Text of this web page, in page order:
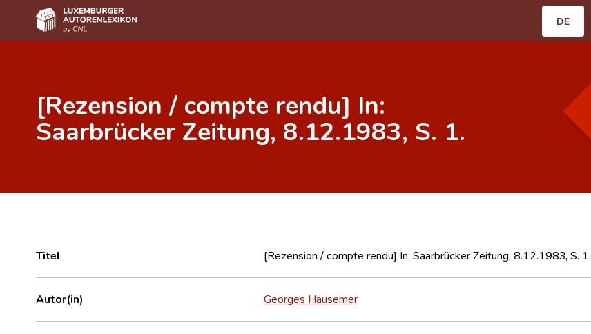
DE
Autor(inn)en A-Z
Erweiterte Suche
[Rezension / compte rendu] In:
Saarbrücker Zeitung, 8.12.1983, S. 1.
Titel [Rezension / compte rendu] In: Saarbrücker Zeitung, 8.12.1983, S. 1.
Autor(in) Georges Hausemer